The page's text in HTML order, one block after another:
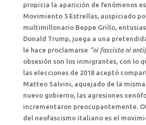
propicia la aparición de fenómenos
Movimiento 5 Estrellas, auspiciado
multimillonario Beppe Grillo,
Donald Trump, juega a una
le hace proclamarse “ni fascista ni
obsesión son los inmigrantes, con lo
las elecciones de 2018 aceptó
Matteo Salvini, aquejado de la
nuevo gobierno, las agresiones
incrementaron preocupantemente.
del neofascismo italiano es el